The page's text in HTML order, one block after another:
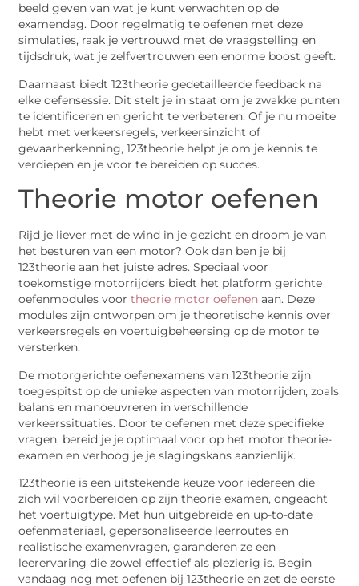
beeld geven van wat je kunt verwachten op de
examendag. Door regelmatig te oefenen met deze
simulaties, raak je vertrouwd met de vraagstelling en
tijdsdruk, wat je zelfvertrouwen een enorme boost geeft.
Daarnaast biedt 123theorie gedetailleerde feedback na
elke oefensessie. Dit stelt je in staat om je zwakke punten
te identificeren en gericht te verbeteren. Of je nu moeite
hebt met verkeersregels, verkeersinzicht of
gevaarherkenning, 123theorie helpt je om je kennis te
verdiepen en je voor te bereiden op succes.
Theorie motor oefenen
Rijd je liever met de wind in je gezicht en droom je van
het besturen van een motor? Ook dan ben je bij
123theorie aan het juiste adres. Speciaal voor
toekomstige motorrijders biedt het platform gerichte
oefenmodules voortheorie motor oefenen aan. Deze
modules zijn ontworpen om je theoretische kennis over
verkeersregels en voertuigbeheersing op de motor te
versterken.
De motorgerichte oefenexamens van 123theorie zijn
toegespitst op de unieke aspecten van motorrijden, zoals
balans en manoeuvreren in verschillende
verkeerssituaties. Door te oefenen met deze specifieke
vragen, bereid je je optimaal voor op het motor theorie-
examen en verhoog je je slagingskans aanzienlijk.
123theorie is een uitstekende keuze voor iedereen die
zich wil voorbereiden op zijn theorie examen, ongeacht
het voertuigtype. Met hun uitgebreide en up-to-date
oefenmateriaal, gepersonaliseerde leerroutes en
realistische examenvragen, garanderen ze een
leerervaring die zowel effectief als plezierig is. Begin
vandaag nog met oefenen bij 123theorie en zet de eerste